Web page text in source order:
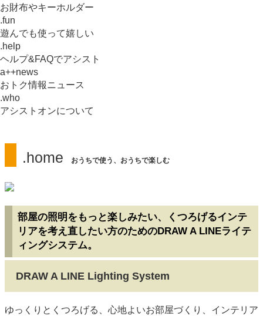
.home おうちで使う、おうちで楽しむ
部屋の照明をもっと楽しみたい、くつろげるインテ
リアを考え直したい方のためのDRAW A LINEライテ
ィングシステム。
DRAW A LINE Lighting System
ゆっくりとくつろげる、心地よいお部屋づくり、インテリア
お財布やキーホルダー
.fun
遊んでも使って嬉しい
.help
ヘルプ&FAQでアシスト
a++news
おトク情報ニュース
.who
アシストオンについて